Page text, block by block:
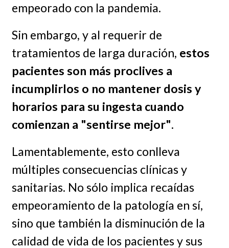
empeorado con la pandemia.
Sin embargo, y al requerir de
tratamientos de larga duración, estos
pacientes son más proclives a
incumplirlos o no mantener dosis y
horarios para su ingesta cuando
comienzan a "sentirse mejor".
Lamentablemente, esto conlleva
múltiples consecuencias clínicas y
sanitarias. No sólo implica recaídas
empeoramiento de la patología en sí,
sino que también la disminución de la
calidad de vida de los pacientes y sus